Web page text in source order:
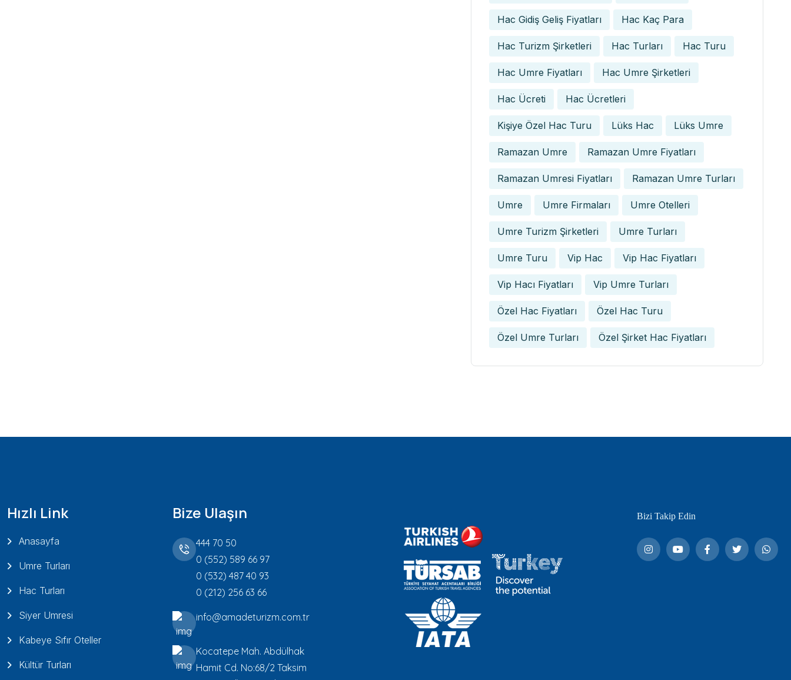
Hac Gidiş Geliş Fiyatları Hac Kaç Para
Hac Turizm Şirketleri Hac Turları Hac Turu
Hac Umre Fiyatları Hac Umre Şirketleri
Hac Ücreti Hac Ücretleri
Kişiye Özel Hac Turu Lüks Hac Lüks Umre
Ramazan Umre Ramazan Umre Fiyatları
Ramazan Umresi Fiyatları Ramazan Umre Turları
Umre Umre Firmaları Umre Otelleri
Umre Turizm Şirketleri Umre Turları
Umre Turu Vip Hac Vip Hac Fiyatları
Vip Hacı Fiyatları Vip Umre Turları
Özel Hac Fiyatları Özel Hac Turu
Özel Umre Turları Özel Şirket Hac Fiyatları
Hızlı Link
Anasayfa
Umre Turları
Hac Turları
Siyer Umresi
Kabeye Sıfır Oteller
Kültür Turları
Bize Ulaşın
444 70 50
0 (552) 589 66 97
0 (532) 487 40 93
0 (212) 256 63 66
info@amadeturizm.com.tr
Kocatepe Mah. Abdülhak
Hamit Cd. No:68/2 Taksim
Bizi Takip Edin